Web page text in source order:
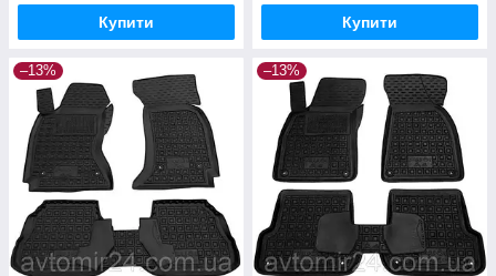
Купити Купити
–13% –13%